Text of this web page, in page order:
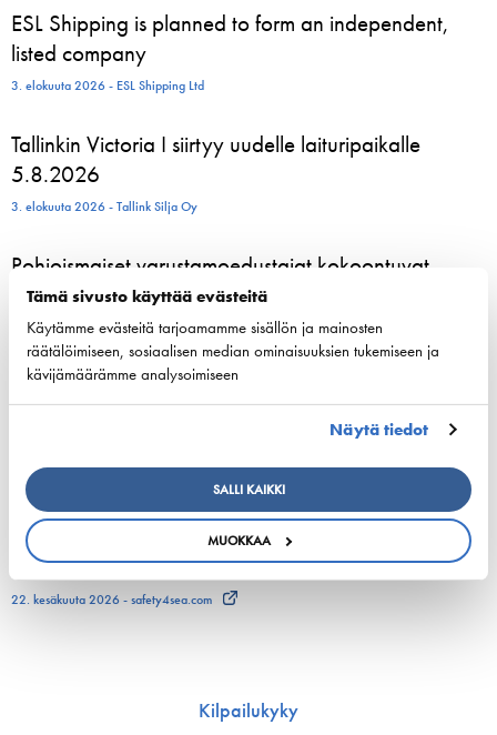
Tämä sivusto käyttää evästeitä
Käytämme evästeitä tarjoamamme sisällön ja mainosten
räätälöimiseen, sosiaalisen median ominaisuuksien tukemiseen ja
kävijämäärämme analysoimiseen
Näytä tiedot
SALLI KAIKKI
MUOKKAA
ESL Shipping is planned to form an independent,
listed company
3. elokuuta 2026 - ESL Shipping Ltd
Tallinkin Victoria I siirtyy uudelle laituripaikalle
5.8.2026
3. elokuuta 2026 - Tallink Silja Oy
Pohjoismaiset varustamoedustajat kokoontuvat
Helsinkiin vahvistamaan meriliikenteen resilienssiä
24. kesäkuuta 2026 - Suomen Varustamot Ry
800 kesätyöntekijää aloittelee parhaillaan Viking
23. kesäkuuta 2026 - Viking Line Abp
European shipping and aviation sectors urge EU to
channel ETS revenues into clean fuels
22. kesäkuuta 2026 - safety4sea.com
Kilpailukyky